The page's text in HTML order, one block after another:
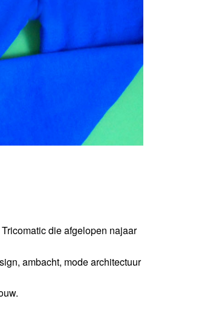
die afgelopen najaar
ambacht, mode architectuur